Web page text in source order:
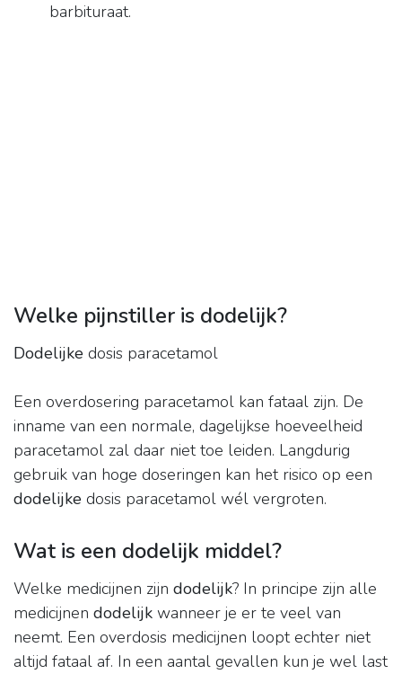
barbituraat.
Welke pijnstiller is dodelijk?
Dodelijke dosis paracetamol
Een overdosering paracetamol kan fataal zijn. De
inname van een normale, dagelijkse hoeveelheid
paracetamol zal daar niet toe leiden. Langdurig
gebruik van hoge doseringen kan het risico op een
dodelijke dosis paracetamol wél vergroten.
Wat is een dodelijk middel?
Welke medicijnen zijn dodelijk? In principe zijn alle
medicijnen dodelijk wanneer je er te veel van
neemt. Een overdosis medicijnen loopt echter niet
altijd fataal af. In een aantal gevallen kun je wel last